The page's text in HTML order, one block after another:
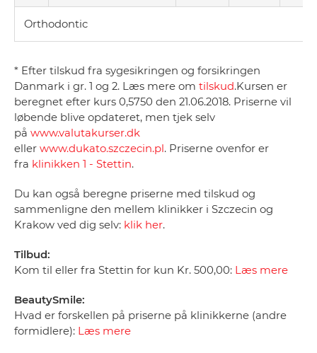
Orthodontic
* Efter tilskud fra sygesikringen og forsikringen
Danmark i gr. 1 og 2. Læs mere om tilskud.Kursen er
beregnet efter kurs 0,5750 den 21.06.2018. Priserne vil
løbende blive opdateret, men tjek selv
på www.valutakurser.dk
eller www.dukato.szczecin.pl. Priserne ovenfor er
fra klinikken 1 - Stettin.
Du kan også beregne priserne med tilskud og
sammenligne den mellem klinikker i Szczecin og
Krakow ved dig selv: klik her.
Tilbud:
Kom til eller fra Stettin for kun Kr. 500,00: Læs mere
BeautySmile:
Hvad er forskellen på priserne på klinikkerne (andre
formidlere): Læs mere